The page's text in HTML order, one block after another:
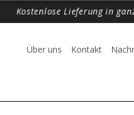
Kostenlose Lieferung in
Über uns Kontakt